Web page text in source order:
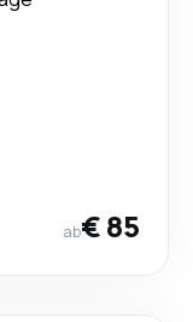
ab€ 85